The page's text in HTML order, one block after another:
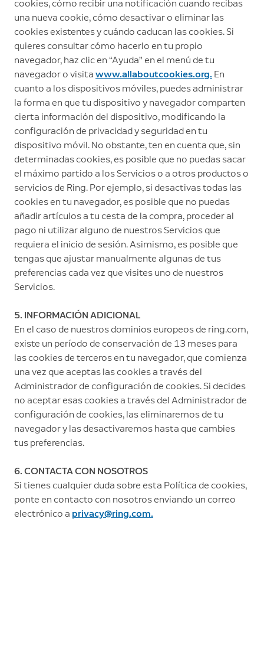
cookies, cómo recibir una notificación cuando recibas
una nueva cookie, cómo desactivar o eliminar las
cookies existentes y cuándo caducan las cookies. Si
quieres consultar cómo hacerlo en tu propio
navegador, haz clic en “Ayuda” en el menú de tu
navegador o visita www.allaboutcookies.org. En
cuanto a los dispositivos móviles, puedes administrar
la forma en que tu dispositivo y navegador comparten
cierta información del dispositivo, modificando la
configuración de privacidad y seguridad en tu
dispositivo móvil. No obstante, ten en cuenta que, sin
determinadas cookies, es posible que no puedas sacar
el máximo partido a los Servicios o a otros productos o
servicios de Ring. Por ejemplo, si desactivas todas las
cookies en tu navegador, es posible que no puedas
añadir artículos a tu cesta de la compra, proceder al
pago ni utilizar alguno de nuestros Servicios que
requiera el inicio de sesión. Asimismo, es posible que
tengas que ajustar manualmente algunas de tus
preferencias cada vez que visites uno de nuestros
Servicios.
5. INFORMACIÓN ADICIONAL
En el caso de nuestros dominios europeos de ring.com,
existe un período de conservación de 13 meses para
las cookies de terceros en tu navegador, que comienza
una vez que aceptas las cookies a través del
Administrador de configuración de cookies. Si decides
no aceptar esas cookies a través del Administrador de
configuración de cookies, las eliminaremos de tu
navegador y las desactivaremos hasta que cambies
tus preferencias.
6. CONTACTA CON NOSOTROS
Si tienes cualquier duda sobre esta Política de cookies,
ponte en contacto con nosotros enviando un correo
electrónico a privacy@ring.com.